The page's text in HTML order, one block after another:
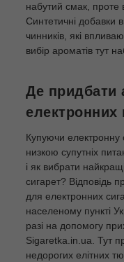
набутий смак, проте
Синтетичні добавки
чинників, які
вибір ароматів тут
Де придбати
електронних
Купуючи електронну
низкою супутніх
і як вибрати
сигарет? Відповідь
для електронних
населеному пункті
разі на допомогу
Sigaretka.in.ua. Тут
недорогих елітних